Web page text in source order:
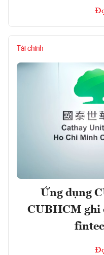
Tài chính
Ứng dụng
CUBHCM ghi